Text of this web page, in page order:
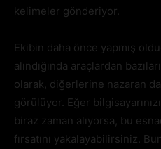
kelimeler gönderiyor.
Ekibin daha önce yapmış
alındığında araçlardan
olarak, diğerlerine nazaran
görülüyor. Eğer
biraz zaman alıyorsa, bu
fırsatını yakalayabilirsiniz.